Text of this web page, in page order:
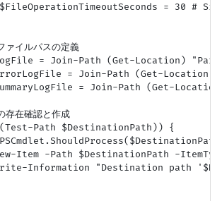
= 30 #
イルパスの定義
= Join-Path (Get-Location)
= Join-Path (Get-
= Join-Path (Get-
在確認と作成
Path $DestinationPath)) {
Item -Path $DestinationPath -
Information "Destination path